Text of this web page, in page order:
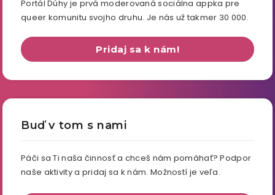
Portál Dúhy je prvá moderovaná sociálna appka pre
queer komunitu svojho druhu. Je nás už takmer 30 000.
Pridaj sa k nám!
Buď v tom s nami
Páči sa Ti naša činnosť a chceš nám pomáhať? Podpor
naše aktivity a pridaj sa k nám. Možností je veľa.